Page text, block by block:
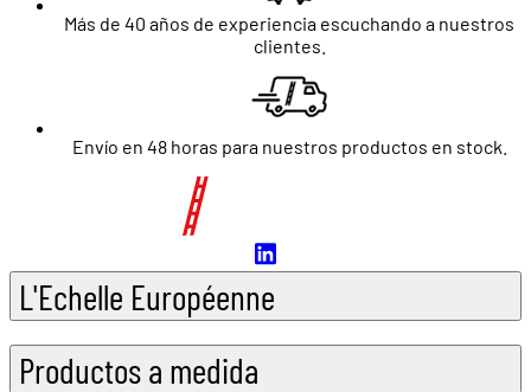
Más de 40 años de experiencia escuchando a nuestros
clientes.
Envío en 48 horas para nuestros productos en stock.
L'Echelle Européenne
Productos a medida